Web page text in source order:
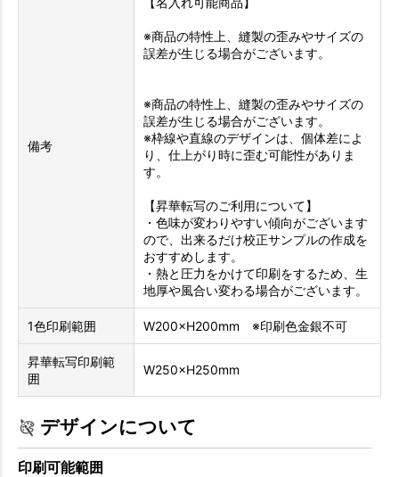
備考
※商品の特性上、縫製の歪みやサイズの
誤差が生じる場合がございます。
※商品の特性上、縫製の歪みやサイズの
誤差が生じる場合がございます。
※枠線や直線のデザインは、個体差によ
り、仕上がり時に歪む可能性がありま
す。
【昇華転写のご利用について】
・色味が変わりやすい傾向がございます
ので、出来るだけ校正サンプルの作成を
おすすめします。
・熱と圧力をかけて印刷をするため、生
地厚や風合い変わる場合がございます。
1色印刷範囲 W200×H200mm ※印刷色金銀不可
昇華転写印刷範
囲
W250×H250mm
デザインについて
印刷可能範囲